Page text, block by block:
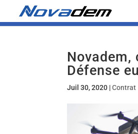
Novadem,
Défense
Juil 30, 2020 |Contrat